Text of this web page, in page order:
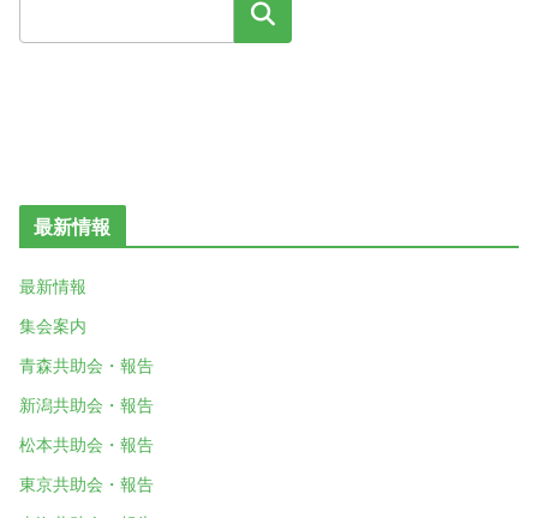
検索
最新情報
最新情報
集会案内
青森共助会・報告
新潟共助会・報告
松本共助会・報告
東京共助会・報告